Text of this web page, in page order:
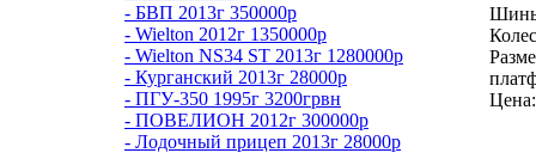
- БВП 2013г 350000р
- Wielton 2012г 1350000р
- Wielton NS34 ST 2013г 1280000р
- Курганский 2013г 28000р
- ПГУ-350 1995г 3200грвн
- ПОВЕЛИОН 2012г 300000р
- Лодочный прицеп 2013г 28000р